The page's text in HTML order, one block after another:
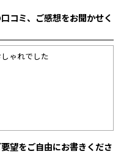
コミ、ご感想をお聞かせく
ゃれでした
望をご自由にお書きくださ